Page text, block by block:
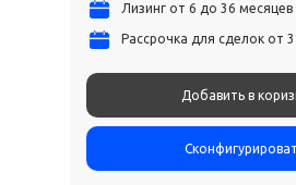
Лизинг от 6 до 36 месяцев
Рассрочка для сделок от
Добавить в